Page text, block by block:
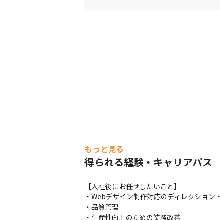
もっと見る
得られる経験・キャリアパス
【入社後にお任せしたいこと】
・Webデザイン制作対応のディレクション
・品質管理
・生産性向上のための業務改善